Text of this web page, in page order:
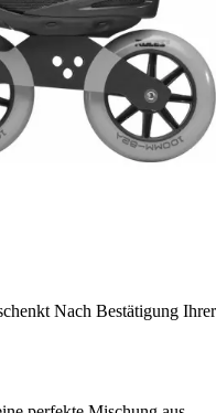
Nach Bestätigung Ihrer